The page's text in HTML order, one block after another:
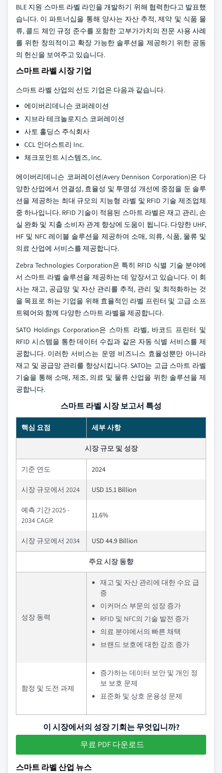
BLE 지원 스마트 라벨 라인을 개발하기 위해 협력한다고 발표했
습니다. 이 파트너십을 통해 양사는 자산 추적, 제약 및 식품 물
류, 콜드 체인 규정 준수를 포함한 고부가가치의 전문 사용 사례
를 위한 창의적이고 확장 가능한 솔루션을 제공하기 위한 공동
의 헌신을 보여주고 있습니다.
스마트 라벨 시장 기업
스마트 라벨 산업의 선도 기업은 다음과 같습니다.
에이버리데니슨 코퍼레이션
지브라 테크놀로지스 코퍼레이션
사토 홀딩스 주식회사
CCL 인더스트리 Inc.
체크포인트 시스템즈, Inc.
에이버리데니슨 코퍼레이션(Avery Dennison Corporation)은 다
양한 산업에서 연결성, 효율성 및 투명성 개선에 중점을 둔 솔루
션을 제공하는 최대 규모의 지능형 라벨 및 RFID 기술 제조업체
중 하나입니다. RFID 기술이 적용된 스마트 라벨은 재고 관리, 손
실 완화 및 지출 소비자 관계 향상에 도움이 됩니다. 다양한 UHF,
HF 및 NFC 레이블 솔루션을 제공하여 소매, 의류, 식품, 물류 및
의료 산업에 서비스를 제공합니다.
Zebra Technologies Corporation은 특히 RFID 식별 기술 분야에
서 스마트 라벨 솔루션을 제공하는 데 앞장서고 있습니다. 이 회
사는 재고, 공급망 및 자산 관리를 추적, 관리 및 최적화하는 것
을 목표로 하는 기업을 위해 효율적인 라벨 프린터 및 고급 소프
트웨어와 함께 다양한 스마트 라벨을 제공합니다.
SATO Holdings Corporation은 스마트 라벨, 바코드 프린터 및
RFID 시스템을 통한 데이터 수집과 같은 자동 식별 서비스를 제
공합니다. 이러한 서비스는 운영 비즈니스 효율성뿐만 아니라
재고 및 공급망 관리를 향상시킵니다. SATO는 고급 스마트 라벨
기술을 통해 소매, 제조, 의료 및 물류 산업을 위한 솔루션을 제
공합니다.
스마트 라벨 시장 보고서 특성
핵심 요점 세부 사항
시장 규모 및 성장
기준 연도 2024
시장 규모에서 2024 USD 15.1 Billion
예측 기간 2025 -
2034 CAGR
11.6%
시장 규모에서 2034 USD 44.9 Billion
주요 시장 동향
성장 동력
재고 및 자산 관리에 대한 수요 급
증
이커머스 부문의 성장 증가
RFID 및 NFC의 기술 발전 증가
의료 분야에서의 빠른 채택
브랜드 보호에 대한 강조 증가
함정 및 도전 과제
증가하는 데이터 보안 및 개인 정
보 보호 문제
표준화 및 상호 운용성 문제
이 시장에서의 성장 기회는 무엇입니까?
무료 PDF 다운로드
스마트 라벨 산업 뉴스